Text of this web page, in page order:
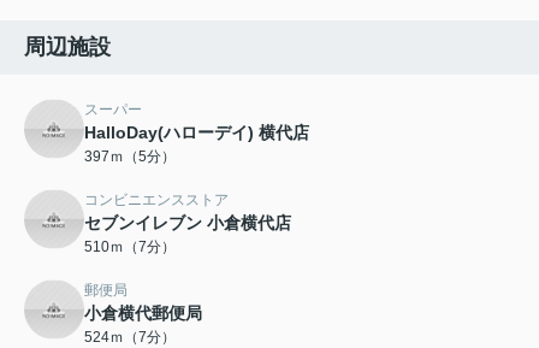
周辺施設
スーパー
HalloDay(ハローデイ) 横代店
397ｍ（5分）
コンビニエンスストア
セブンイレブン 小倉横代店
510ｍ（7分）
郵便局
小倉横代郵便局
524ｍ（7分）